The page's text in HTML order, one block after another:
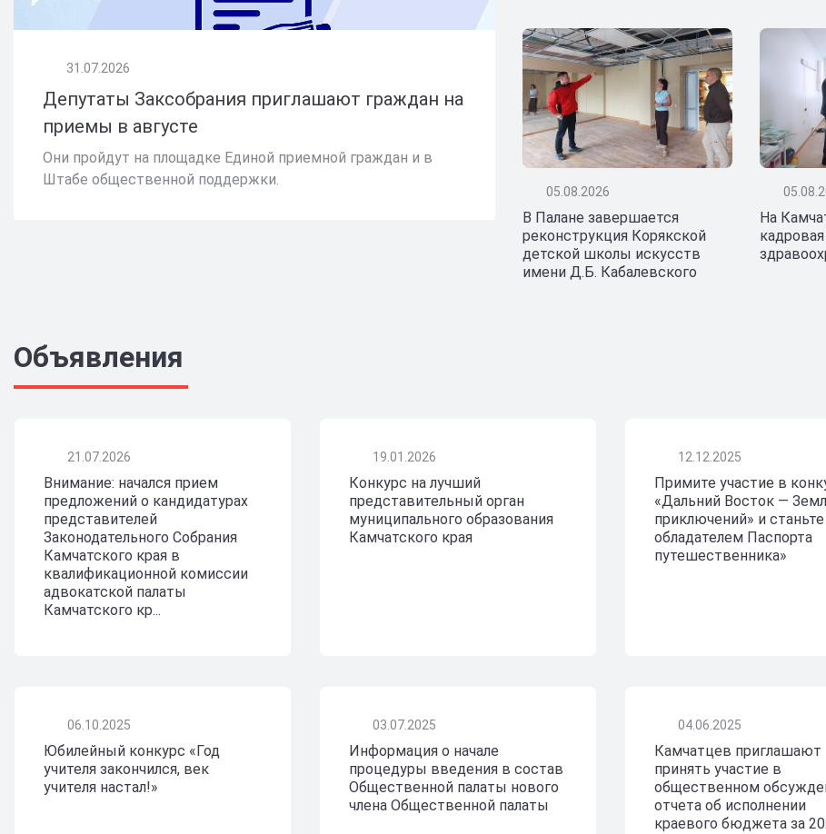
31.07.2026
Депутаты Заксобрания приглашают граждан на
приемы в августе
Они пройдут на площадке Единой приемной граждан и в
Штабе общественной поддержки.
25.07.2026
Андрей Копылов: Военно-
России — это гордость
силы
26 июля Россия празднует День ВМФ и
05.08.2026
В Палане завершается
реконструкция Корякской
детской школы искусств
имени Д.Б. Кабалевского
На
Объявления
21.07.2026
Внимание: начался прием
предложений о кандидатурах
представителей
Законодательного Собрания
Камчатского края в
квалификационной комиссии
адвокатской палаты
Камчатского кр...
19.01.2026
Конкурс на лучший
представительный орган
муниципального образования
Камчатского края
12.12.2025
Примите участие в
«Дальний Восток —
приключений» и станьте
обладателем Паспорта
путешественника»
06.10.2025
Юбилейный конкурс «Год
учителя закончился, век
учителя настал!»
03.07.2025
Информация о начале
процедуры введения в состав
Общественной палаты нового
члена Общественной палаты
04.06.2025
Камчатцев приглашают
принять участие в
общественном
отчета об исполнении
краевого бюджета за